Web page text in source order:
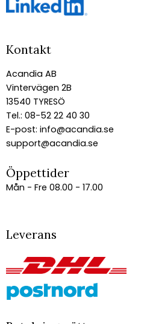
Kontakt
Acandia AB
Vintervägen 2B
13540 TYRESÖ
Tel.: 08-52 22 40 30
E-post: info@acandia.se
support@acandia.se
Öppettider
Mån - Fre 08.00 - 17.00
Leverans